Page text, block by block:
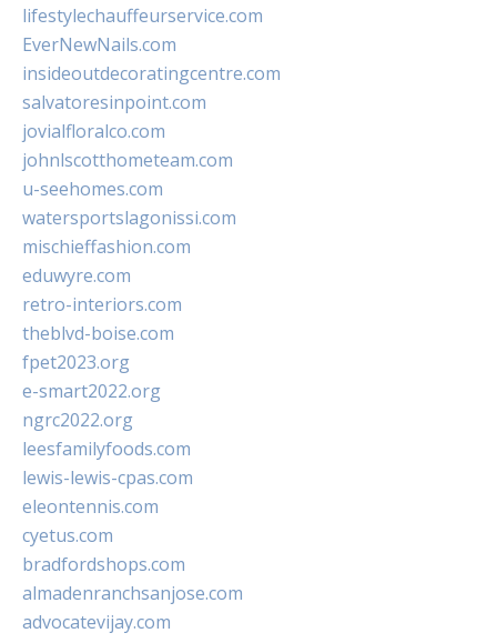
lifestylechauffeurservice.com
EverNewNails.com
insideoutdecoratingcentre.com
salvatoresinpoint.com
jovialfloralco.com
johnlscotthometeam.com
u-seehomes.com
watersportslagonissi.com
mischieffashion.com
eduwyre.com
retro-interiors.com
theblvd-boise.com
fpet2023.org
e-smart2022.org
ngrc2022.org
leesfamilyfoods.com
lewis-lewis-cpas.com
eleontennis.com
cyetus.com
bradfordshops.com
almadenranchsanjose.com
advocatevijay.com